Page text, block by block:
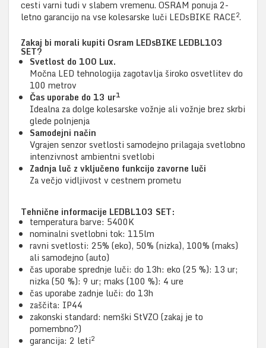
cesti varni tudi v slabem vremenu. OSRAM ponuja 2-
letno garancijo na vse kolesarske luči LEDsBIKE RACE2.
Zakaj bi morali kupiti Osram LEDsBIKE LEDBL103
SET?
Svetlost do 100 Lux.
Močna LED tehnologija zagotavlja široko osvetlitev do
100 metrov
Čas uporabe do 13 ur1
Idealna za dolge kolesarske vožnje ali vožnje brez skrbi
glede polnjenja
Samodejni način
Vgrajen senzor svetlosti samodejno prilagaja svetlobno
intenzivnost ambientni svetlobi
Zadnja luč z vključeno funkcijo zavorne luči
Za večjo vidljivost v cestnem prometu
Tehnične informacije LEDBL103 SET:
temperatura barve: 5400K
nominalni svetlobni tok: 115lm
ravni svetlosti: 25% (eko), 50% (nizka), 100% (maks)
ali samodejno (auto)
čas uporabe sprednje luči: do 13h: eko (25 %): 13 ur;
nizka (50 %): 9 ur; maks (100 %): 4 ure
čas uporabe zadnje luči: do 13h
zaščita: IP44
zakonski standard: nemški StVZO (zakaj je to
pomembno?)
garancija: 2 leti2